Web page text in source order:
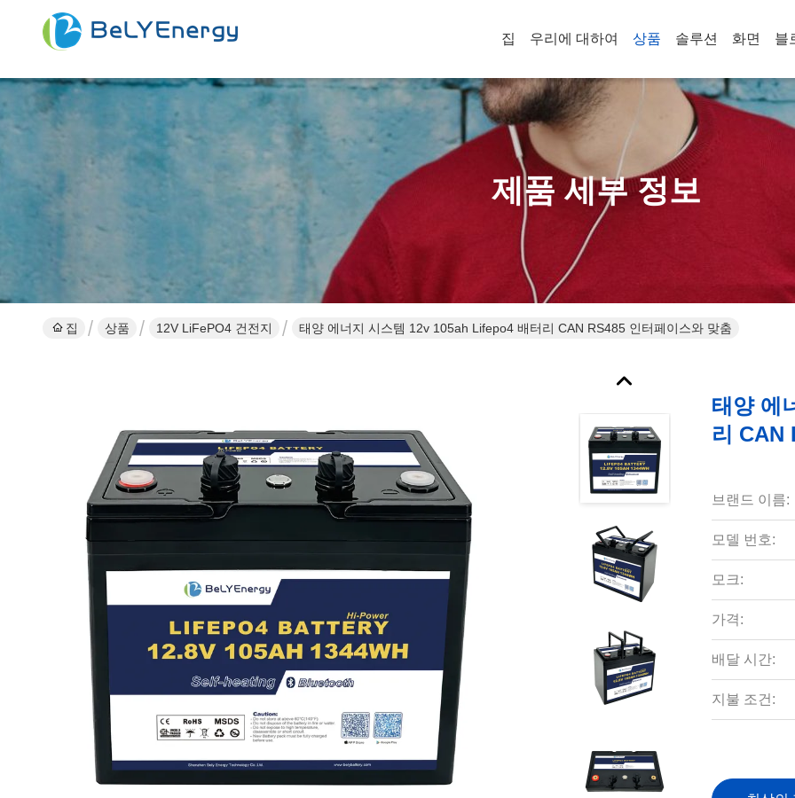
집 우리에 대하여 상품 솔루션 화면 블
제품 세부 정보
집 상품 12V LiFePO4 건전지 태양 에너지 시스템 12v 105ah Lifepo4 배터리 CAN RS485 인터페이스와 맞춤
태양 에
리 CAN
브랜드 이름:
모델 번호:
모크:
가격:
배달 시간:
지불 조건: